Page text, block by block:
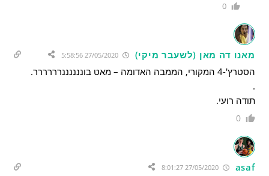
0
מאנו דה מאן (לשעבר מיקי) 27/05/2020 5:58:56
הסטרץ'-4 המקורי, הממבה האדומה – מאט בוננננננרררררר.
.
תודה רועי.
0
asaf
27/05/2020 8:01:27